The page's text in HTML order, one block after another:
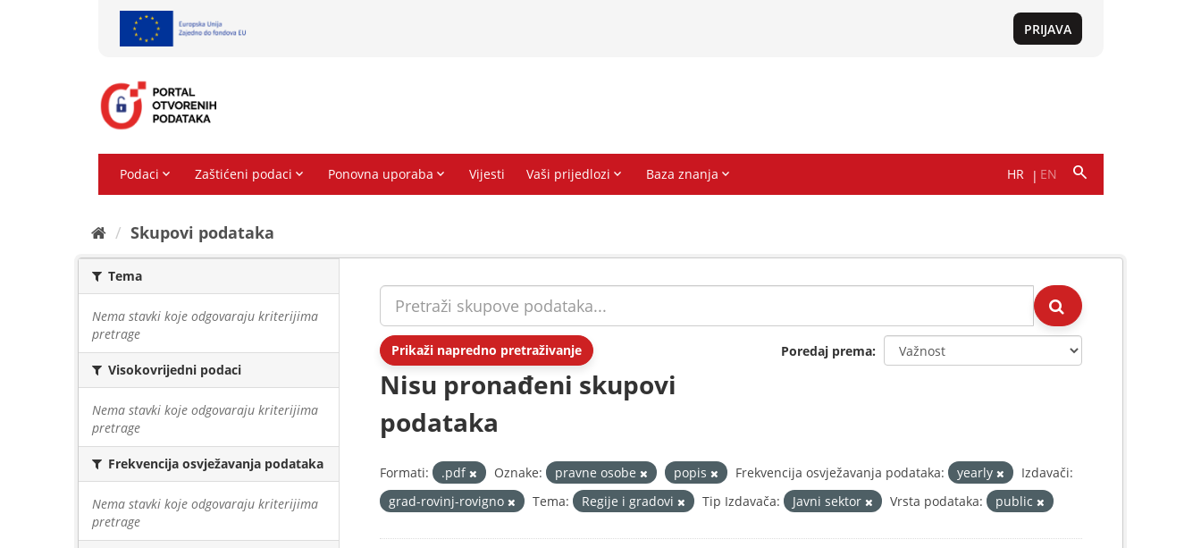
Skupovi podаtаkа
Tema
Nema stavki koje odgovaraju kriterijima
pretrage
Visokovrijedni podaci
Nema stavki koje odgovaraju kriterijima
pretrage
Frekvencija osvježavanja podataka
Nema stavki koje odgovaraju kriterijima
pretrage
Prikaži napredno pretraživanje Poredaj prema
Nisu pronađeni skupovi
podataka
Formati: .pdf Oznake: pravne osobe popis Frekvencija osvježavanja podataka: yearly
Izdavači:
grad-rovinj-rovigno
Tema: Regije i gradovi Tip Izdavača: Javni sektor Vrsta podataka: public